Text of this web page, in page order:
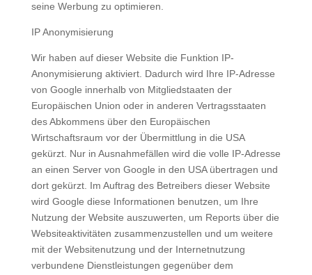
seine Werbung zu optimieren.
IP Anonymisierung
Wir haben auf dieser Website die Funktion IP-
Anonymisierung aktiviert. Dadurch wird Ihre IP-Adresse
von Google innerhalb von Mitgliedstaaten der
Europäischen Union oder in anderen Vertragsstaaten
des Abkommens über den Europäischen
Wirtschaftsraum vor der Übermittlung in die USA
gekürzt. Nur in Ausnahmefällen wird die volle IP-Adresse
an einen Server von Google in den USA übertragen und
dort gekürzt. Im Auftrag des Betreibers dieser Website
wird Google diese Informationen benutzen, um Ihre
Nutzung der Website auszuwerten, um Reports über die
Websiteaktivitäten zusammenzustellen und um weitere
mit der Websitenutzung und der Internetnutzung
verbundene Dienstleistungen gegenüber dem